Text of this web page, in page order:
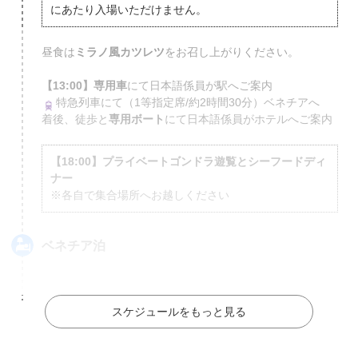
にあたり入場いただけません。
昼食は ミラノ風カツレツをお召し上がりください。
【13:00】専用車にて日本語係員が駅へご案内
特急列車にて（1等指定席/約2時間30分）ベネチアへ
着後、徒歩と専用ボート にて日本語係員がホテルへご案内
【18:00】プライベートゴンドラ遊覧とシーフードディ
ナー
※各自で集合場所へお越しください
スケジュールをもっと見る